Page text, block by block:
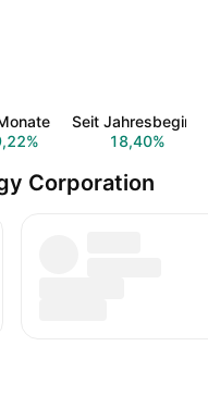
Seit Jahresbeginn
18,40%
Corporation